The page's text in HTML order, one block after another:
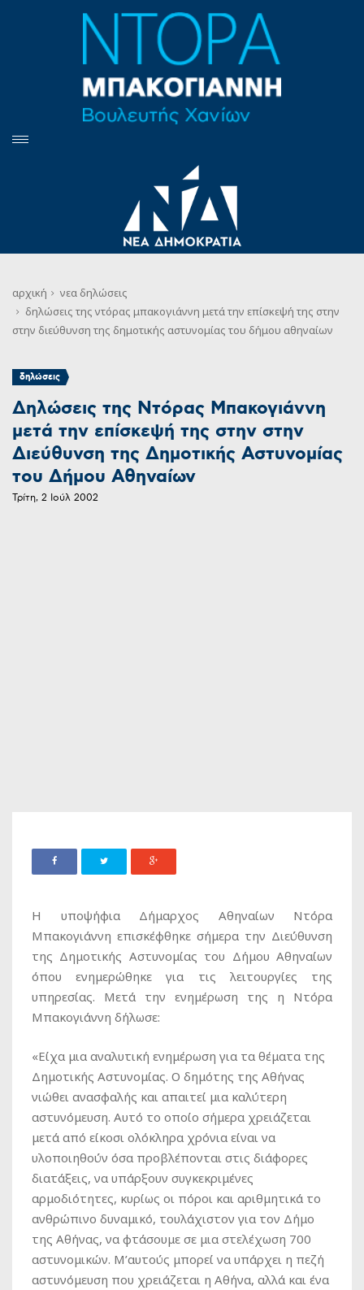
αρχική νεα δηλώσεις
δηλώσεις της ντόρας μπακογιάννη μετά την επίσκεψή της στην
στην διεύθυνση της δημοτικής αστυνομίας του δήμου αθηναίων
δηλώσεις
Δηλώσεις της Ντόρας Μπακογιάννη
μετά την επίσκεψή της στην στην
Διεύθυνση της Δημοτικής Αστυνομίας
του Δήμου Αθηναίων
Τρίτη, 2 Ιούλ 2002
Η υποψήφια Δήμαρχος Αθηναίων Ντόρα
Μπακογιάννη επισκέφθηκε σήμερα την Διεύθυνση
της Δημοτικής Αστυνομίας του Δήμου Αθηναίων
όπου ενημερώθηκε για τις λειτουργίες της
υπηρεσίας. Μετά την ενημέρωση της η Ντόρα
Μπακογιάννη δήλωσε:
«Είχα μια αναλυτική ενημέρωση για τα θέματα της
Δημοτικής Αστυνομίας. Ο δημότης της Αθήνας
νιώθει ανασφαλής και απαιτεί μια καλύτερη
αστυνόμευση. Αυτό το οποίο σήμερα χρειάζεται
μετά από είκοσι ολόκληρα χρόνια είναι να
υλοποιηθούν όσα προβλέπονται στις διάφορες
διατάξεις, να υπάρξουν συγκεκριμένες
αρμοδιότητες, κυρίως οι πόροι και αριθμητικά το
ανθρώπινο δυναμικό, τουλάχιστον για τον Δήμο
της Αθήνας, να φτάσουμε σε μια στελέχωση 700
αστυνομικών. Μ’αυτούς μπορεί να υπάρχει η πεζή
αστυνόμευση που χρειάζεται η Αθήνα, αλλά και ένα